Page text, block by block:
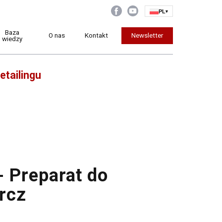
PL▾
Baza
wiedzy
O nas Kontakt Newsletter
Preparat do